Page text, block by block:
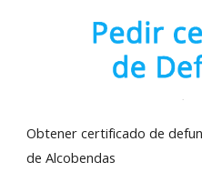
Obtener certificado de
de Alcobendas